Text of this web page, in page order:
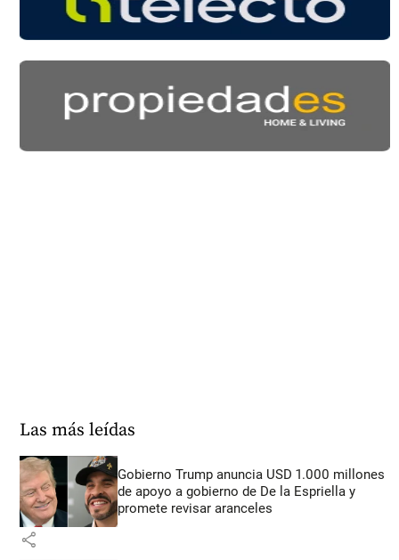
Las más leídas
Gobierno Trump anuncia USD 1.000 millones
de apoyo a gobierno de De la Espriella y
promete revisar aranceles
share